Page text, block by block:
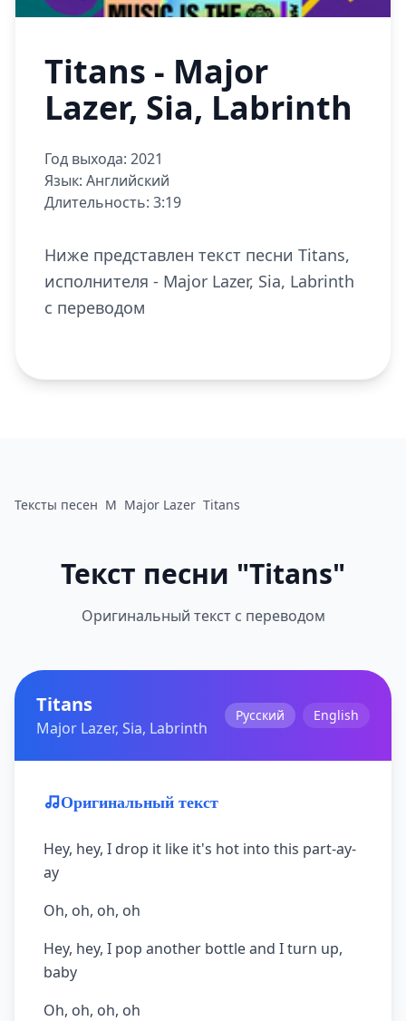
Titans - Major
Lazer, Sia, Labrinth
Год выхода: 2021
Язык: Английский
Длительность: 3:19
Ниже представлен текст песни Titans,
исполнителя - Major Lazer, Sia, Labrinth
с переводом
Тексты песен M Major Lazer Titans
Текст песни "Titans"
Оригинальный текст с переводом
Titans
Major Lazer, Sia, Labrinth
Русский English
Оригинальный текст
Hey, hey, I drop it like it's hot into this part-ay-
ay
Oh, oh, oh, oh
Hey, hey, I pop another bottle and I turn up,
baby
Oh, oh, oh, oh